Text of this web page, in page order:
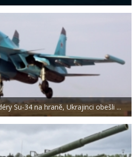
Su-34 na hraně, Ukrajinci obešli ...